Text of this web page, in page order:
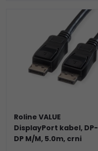
Roline VALUE
DisplayPort kabel, DP-
DP M/M, 5.0m, crni